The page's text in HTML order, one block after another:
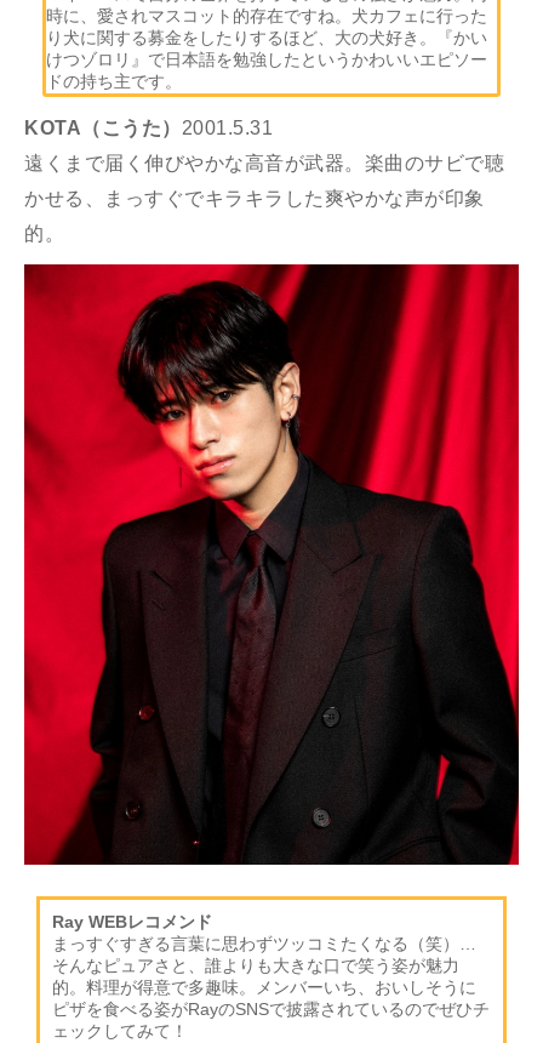
時に、愛されマスコット的存在ですね。犬カフェに行った
り犬に関する募金をしたりするほど、大の犬好き。『かい
けつゾロリ』で日本語を勉強したというかわいいエピソー
ドの持ち主です。
KOTA（こうた） 2001.5.31
遠くまで届く伸びやかな高音が武器。楽曲のサビで聴
かせる、まっすぐでキラキラした爽やかな声が印象
的。
Ray WEBレコメンド
まっすぐすぎる言葉に思わずツッコミたくなる（笑）…
そんなピュアさと、誰よりも大きな口で笑う姿が魅力
的。料理が得意で多趣味。メンバーいち、おいしそうに
ピザを食べる姿がRayのSNSで披露されているのでぜひチ
ェックしてみて！